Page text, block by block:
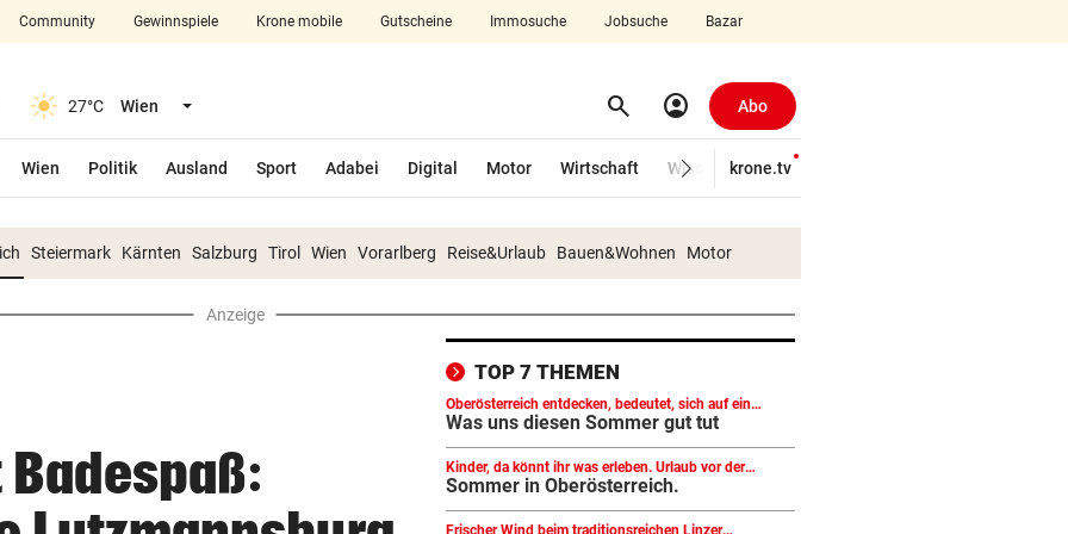
Community Gewinnspiele Krone mobile Gutscheine Immosuche Jobsuche Bazar
27°C Wien search Suchen
account_circle Abo
Wien Politik Ausland Sport Adabei Digital Motor Wirtschaft Wissenschaft
krone.tv
Steiermark Kärnten Salzburg Tirol Wien Vorarlberg Reise&Urlaub Bauen&Wohnen Motor
Anzeige
TOP 7 THEMEN
Oberösterreich entdecken, bedeutet, sich auf ein
erlebnisreiches Abenteuer einzulassen und das
Unerwartete zu erfahren.
Was uns diesen Sommer gut tut
Kinder, da könnt ihr was erleben. Urlaub vor der
Haustür!
Sommer in Ober­ö­ste­rreich.
Frischer Wind beim traditionsreichen Linzer